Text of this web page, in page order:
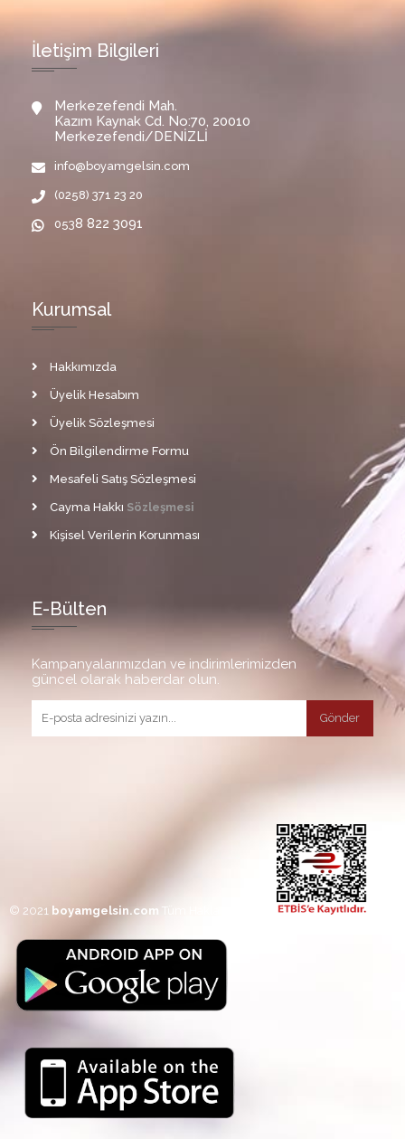
İletişim Bilgileri
Merkezefendi Mah.
Kazım Kaynak Cd. No:70, 20010
Merkezefendi/DENİZLİ
info@boyamgelsin.com
(0258) 371 23 20
0538 822 3091
Kurumsal
Hakkımızda
Üyelik Hesabım
Üyelik Sözleşmesi
Ön Bilgilendirme Formu
Mesafeli Satış Sözleşmesi
Cayma Hakkı Sözleşmesi
Kişisel Verilerin Korunması
E-Bülten
Kampanyalarımızdan ve indirimlerimizden
güncel olarak haberdar olun.
Gönder
© 2021 boyamgelsin.com Tüm Hakları Saklıdı